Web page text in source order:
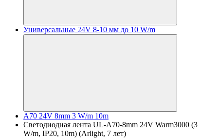
Универсальные 24V 8-10 мм до 10 W/m
A70 24V 8mm 3 W/m 10m
Светодиодная лента UL-A70-8mm 24V Warm3000 (3
W/m, IP20, 10m) (Arlight, 7 лет)